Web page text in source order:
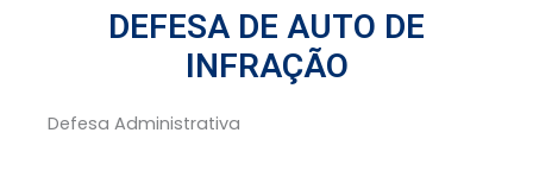
DEFESA DE AUTO DE
INFRAÇÃO
Defesa Administrativa